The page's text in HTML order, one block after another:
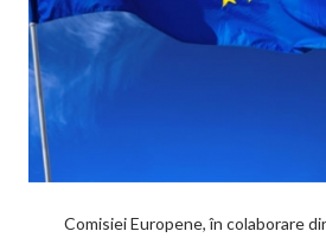
Comisiei Europene, în colaborare